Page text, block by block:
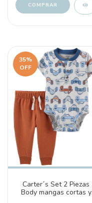
COMPRAR
35%
OFF
Carter´s Set 2 Piezas
Body mangas cortas y